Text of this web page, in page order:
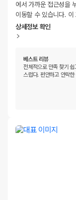
에서 가까운 접근성을
이동할 수 있습니다.
상세정보 확인
베스트 리뷰
전체적으로 만족 찾기
스럽다. 편안하고 안락